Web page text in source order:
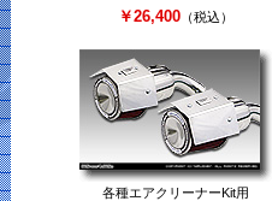
￥26,400（税込）
各種エアクリーナーKit用